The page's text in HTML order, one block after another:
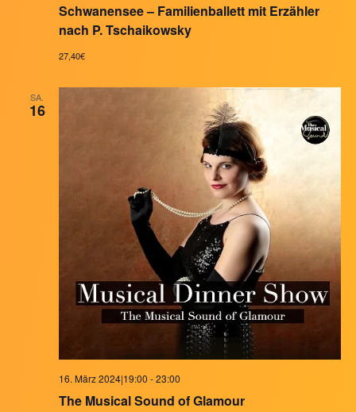
Schwanensee – Familienballett mit Erzähler
nach P. Tschaikowsky
27,40€
SA.
16
The Musical Sound of Glamour
16. März 2024|19:00 -23:00